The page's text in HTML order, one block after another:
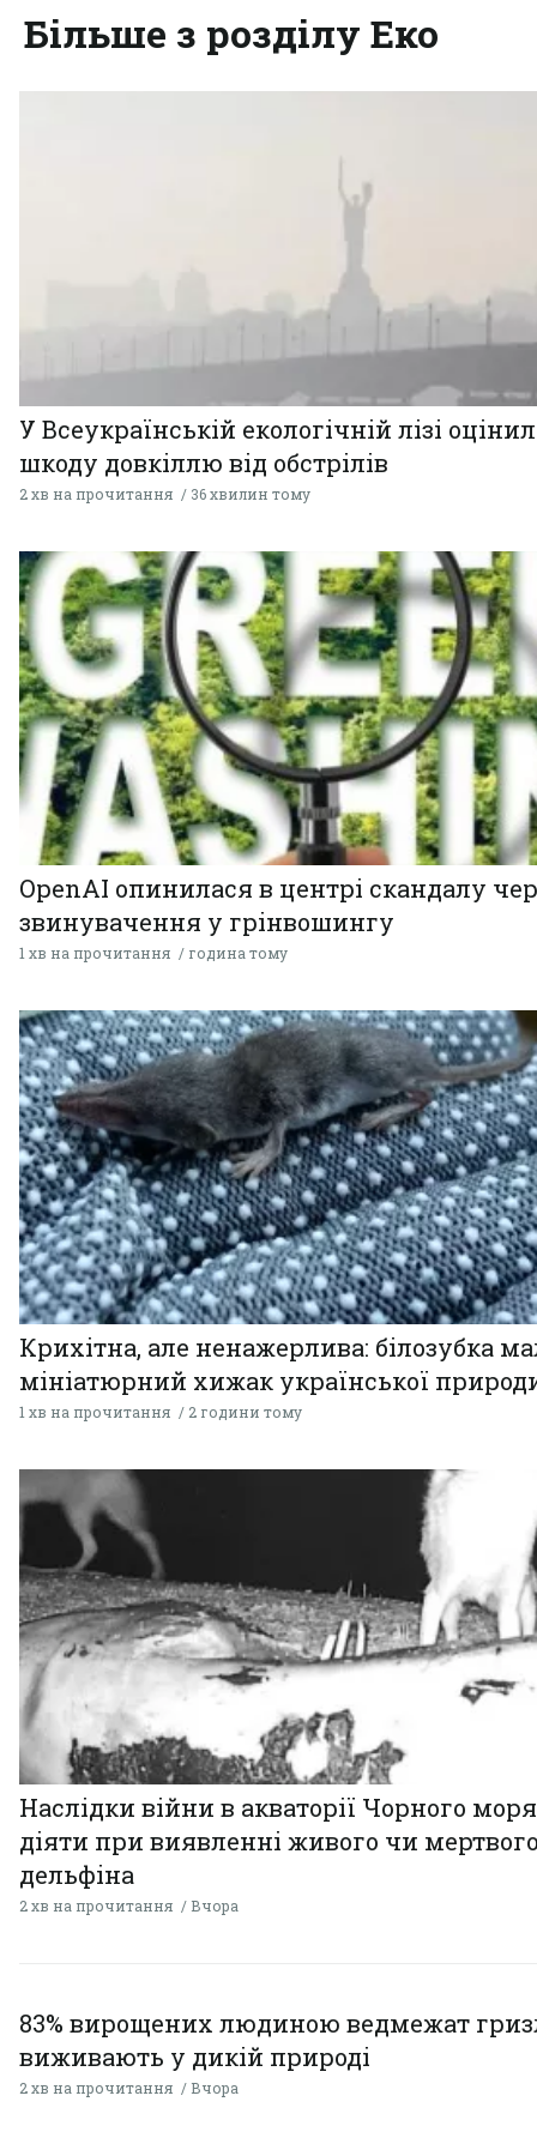
Більше з розділу Еко
У Всеукраїнській екологічній лізі
шкоду довкіллю від обстрілів
2 хв на прочитання 36 хвилин тому
OpenAI опинилася в центрі скандалу
звинувачення у грінвошингу
1 хв на прочитання година тому
Крихітна, але ненажерлива: білозубка
мініатюрний хижак української
1 хв на прочитання 2 години тому
Наслідки війни в акваторії Чорного
діяти при виявленні живого чи
дельфіна
2 хв на прочитання Вчора
83% вирощених людиною ведмежат
виживають у дикій природі
2 хв на прочитання Вчора